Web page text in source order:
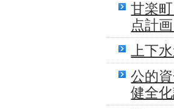
甘楽
点計
上下
公的
健全